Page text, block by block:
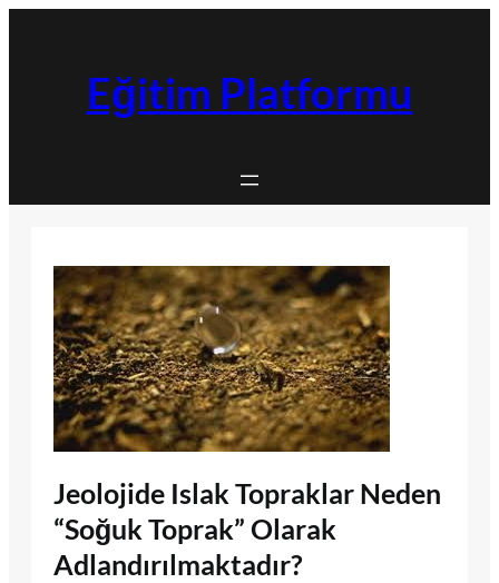
Eğitim Platformu
Jeolojide Islak Topraklar Neden
“Soğuk Toprak” Olarak
Adlandırılmaktadır?